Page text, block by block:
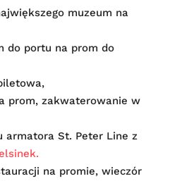
muzeum na
do portu na prom do
prom, zakwaterowanie w
armatora St. Peter Line z
na promie, wieczór